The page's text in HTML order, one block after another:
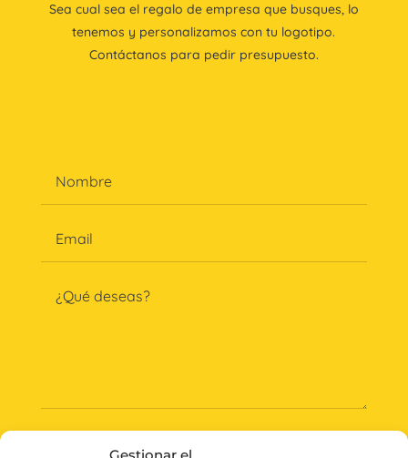
Sea cual sea el regalo de empresa que busques, lo
tenemos y personalizamos con tu logotipo.
Contáctanos para pedir presupuesto.